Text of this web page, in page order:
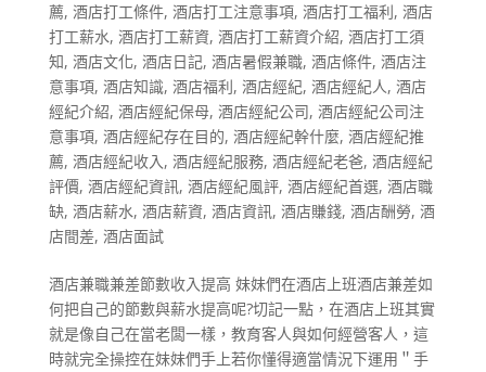
薦, 酒店打工條件, 酒店打工注意事項, 酒店打工福利, 酒店
打工薪水, 酒店打工薪資, 酒店打工薪資介紹, 酒店打工須
知, 酒店文化, 酒店日記, 酒店暑假兼職, 酒店條件, 酒店注
意事項, 酒店知識, 酒店福利, 酒店經紀, 酒店經紀人, 酒店
經紀介紹, 酒店經紀保母, 酒店經紀公司, 酒店經紀公司注
意事項, 酒店經紀存在目的, 酒店經紀幹什麼, 酒店經紀推
薦, 酒店經紀收入, 酒店經紀服務, 酒店經紀老爸, 酒店經紀
評價, 酒店經紀資訊, 酒店經紀風評, 酒店經紀首選, 酒店職
缺, 酒店薪水, 酒店薪資, 酒店資訊, 酒店賺錢, 酒店酬勞, 酒
店間差, 酒店面試
酒店兼職兼差節數收入提高 妹妹們在酒店上班酒店兼差如
何把自己的節數與薪水提高呢?切記一點，在酒店上班其實
就是像自己在當老闆一樣，教育客人與如何經營客人，這
時就完全操控在妹妹們手上若你懂得適當情況下運用＂手